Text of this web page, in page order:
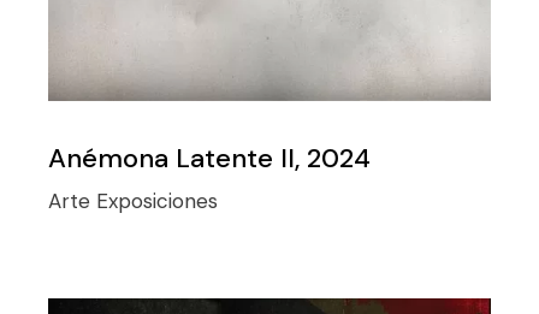
Anémona Latente II, 2024
Arte Exposiciones